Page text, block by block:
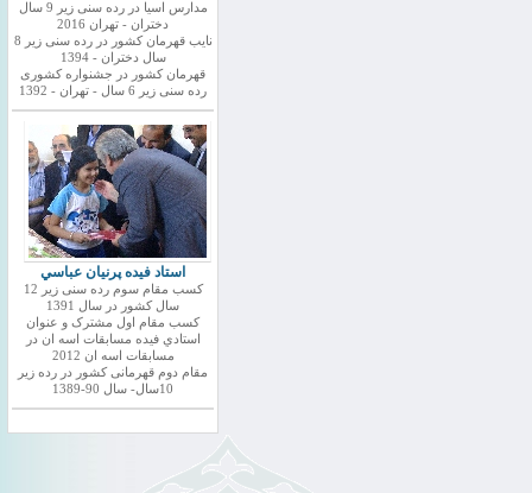
مدارس اسیا در رده سنی زیر 9 سال
دختران - تهران 2016
نایب قهرمان کشور در رده سنی زیر 8
سال دختران - 1394
قهرمان کشور در جشنواره کشوری
رده سنی زیر 6 سال - تهران - 1392
استاد فيده پرنيان عباسي
کسب مقام سوم رده سنی زیر 12
سال کشور در سال 1391
کسب مقام اول مشترک و عنوان
استادي فيده مسابقات اسه ان در
مسابقات اسه ان 2012
مقام دوم قهرمانی کشور در رده زیر
10سال- سال 90-1389